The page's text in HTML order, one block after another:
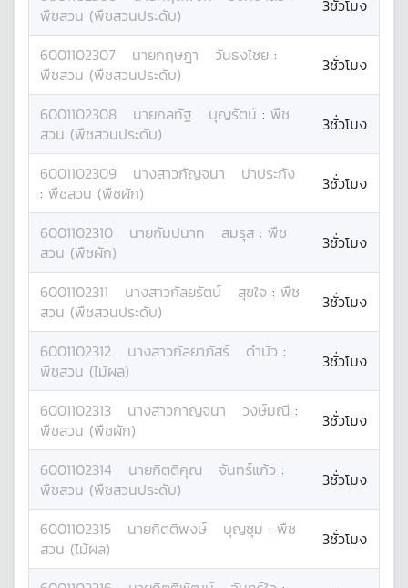
พืชสวน (พืชสวนประดับ)
3ชั่วโมง
6001102307 นายกฤษฎา วันธงไชย :
พืชสวน (พืชสวนประดับ)
3ชั่วโมง
6001102308 นายกลทัฐ บุญรัตน์ : พืช
สวน (พืชสวนประดับ)
3ชั่วโมง
6001102309 นางสาวกัญจนา
ปาประกัง
: พืชสวน (พืชผัก) 3ชั่วโมง
6001102310 นายกัมปนาท สมรุส : พืช
สวน (พืชผัก)
3ชั่วโมง
6001102311 นางสาวกัลยรัตน์ สุขใจ : พืช
สวน (พืชสวนประดับ)
3ชั่วโมง
6001102312 นางสาวกัลยาภัสร์ ดำบัว :
พืชสวน (ไม้ผล)
3ชั่วโมง
6001102313 นางสาวกาญจนา วงษ์มณี :
พืชสวน (พืชผัก)
3ชั่วโมง
6001102314 นายกิตติคุณ จันทร์แก้ว :
พืชสวน (พืชสวนประดับ)
3ชั่วโมง
6001102315 นายกิตติพงษ์ บุญชุม : พืช
สวน (ไม้ผล)
3ชั่วโมง